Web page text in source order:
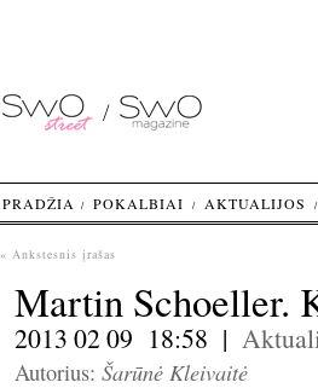
« Ankstesnis įrašas
Martin Schoeller.
2013 02 09 18:58 |
Autorius: Šarūnė Kleivaitė
PRADŽIA POKALBIAI AKTUALIJOS